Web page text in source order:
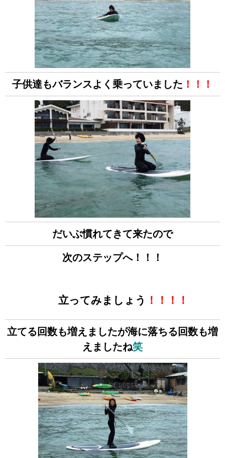
子供達もバランスよく乗っていました ！！！
だいぶ慣れてきて来たので
次のステップへ！！！
立ってみましょう ！！！！
立てる回数も増えましたが海に落ちる回数も増
えましたね笑